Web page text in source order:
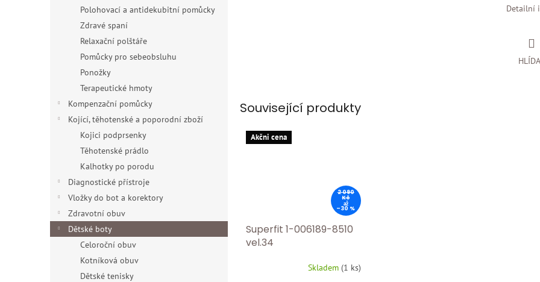
Polohovací a antidekubitní pomůcky
Zdravé spaní
Relaxační polštáře
Pomůcky pro sebeobsluhu
Ponožky
Terapeutické hmoty
Kompenzační pomůcky
Kojící, těhotenské a poporodní zboží
Kojici podprsenky
Těhotenské prádlo
Kalhotky po porodu
Diagnostické přístroje
Vložky do bot a korektory
Zdravotní obuv
Dětské boty
Celoroční obuv
Kotníková obuv
Dětské tenisky
Detailní
Související produkty
Akčni cena
2 090
Kč
až
–30 %
Superfit 1-006189-8510
vel.34
Skladem (1 ks)